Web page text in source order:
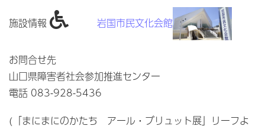
施設情報 岩国市民文化会館
お問合せ先
山口県障害者社会参加推進センター
電話 083-928-5436
(「まにまにのかたち アール・ブリュット展」リーフよ